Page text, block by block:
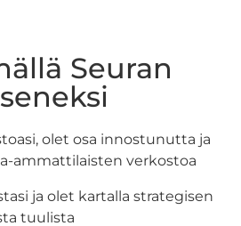
Seuran
olet osa innostunutta ja
ammattilaisten verkostoa
ja olet kartalla strategisen
tuulista